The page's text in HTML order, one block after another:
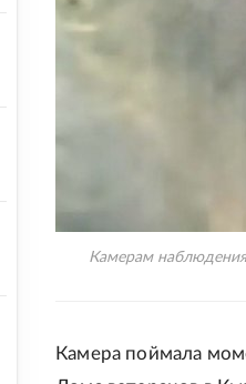
Камерам
Камера поймала